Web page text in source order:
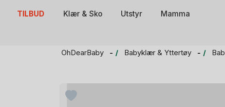
TILBUD Klær & Sko Utstyr Mamma
OhDearBaby Babyklær & Yttertøy